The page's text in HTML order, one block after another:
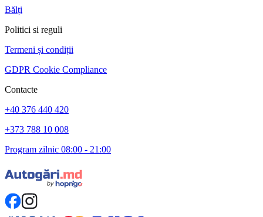
Bălți
Politici si reguli
Termeni și condiții
GDPR Cookie Compliance
Contacte
+40 376 440 420
+373 788 10 008
Program zilnic 08:00 - 21:00